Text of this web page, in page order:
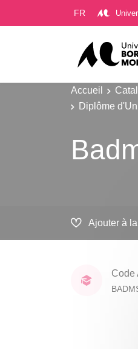
FR
Accueil
Diplôme
Ajouter à
Code